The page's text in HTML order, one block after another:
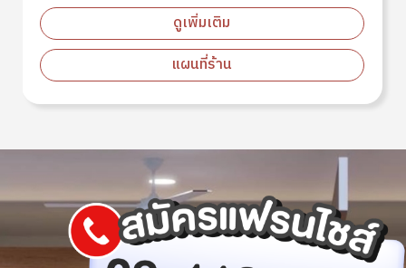
ดูเพิ่มเติม
แผนที่ร้าน
Image